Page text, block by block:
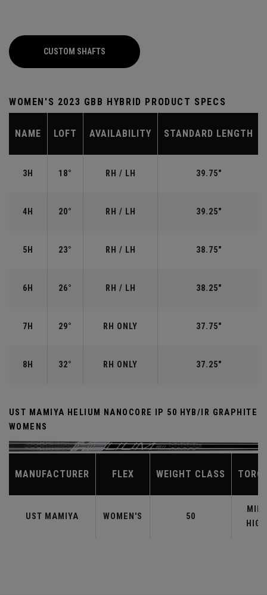
CUSTOM SHAFTS
WOMEN'S 2023 GBB HYBRID PRODUCT SPECS
NAME LOFT AVAILABILITY STANDARD LENGTH
3H 18° RH / LH 39.75"
4H 20° RH / LH 39.25"
5H 23° RH / LH 38.75"
6H 26° RH / LH 38.25"
7H 29° RH ONLY 37.75"
8H 32° RH ONLY 37.25"
UST MAMIYA HELIUM NANOCORE IP 50 HYB/IR GRAPHITE
WOMENS
MANUFACTURER FLEX WEIGHT CLASS
UST MAMIYA WOMEN'S 50
MID-
HIGH